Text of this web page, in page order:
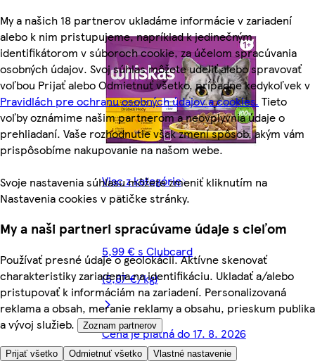
My a našich 18 partnerov ukladáme informácie v zariadení
alebo k nim pristupujeme, napríklad k jedinečným
identifikátorom v súboroch cookie, za účelom spracúvania
osobných údajov. Svoj súhlas môžete udeliť alebo spravovať
voľbou Prijať alebo Odmietnuť všetko, prípadne kedykoľvek v
Pravidlách pre ochranu osobných údajov a cookies. Tieto
voľby oznámime našim partnerom a neovplyvnia údaje o
prehliadaní. Vaše rozhodnutie však zmení spôsob, akým vám
prispôsobíme nakupovanie na našom webe.
Svoje nastavenia súhlasu môžete zmeniť kliknutím na
Nastavenia cookies v pätičke stránky.
My a naši partneri spracúvame údaje s cieľom
Používať presné údaje o geolokácii. Aktívne skenovať
charakteristiky zariadenia na identifikáciu. Ukladať a/alebo
pristupovať k informáciám na zariadení. Personalizovaná
reklama a obsah, meranie reklamy a obsahu, prieskum publika
a vývoj služieb.
Zoznam partnerov
Prijať všetko Odmietnuť všetko Vlastné nastavenie
Viac z kategórie
5,99 € s Clubcard
(5,87 €/kg)
Cena je platná do 17. 8. 2026